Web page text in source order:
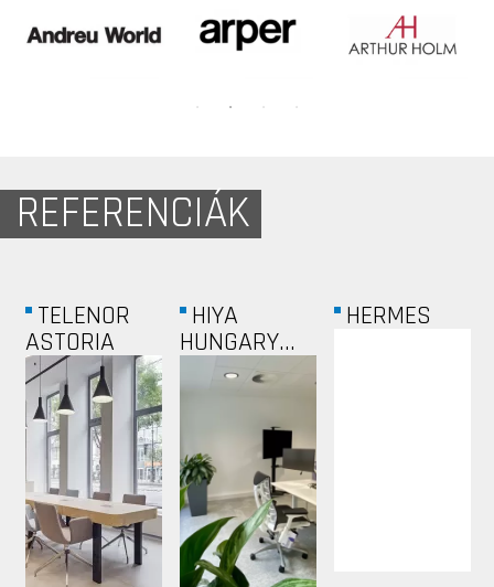
REFERENCIÁK
TELENOR
ASTORIA
HIYA
HUNGARY...
HERMES